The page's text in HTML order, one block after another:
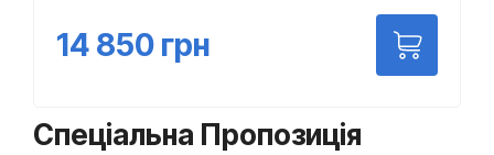
14 850 грн
Спеціальна Пропозиція